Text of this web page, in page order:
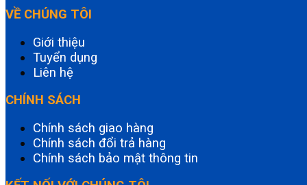
VỀ CHÚNG TÔI
Giới thiệu
Tuyển dụng
Liên hệ
CHÍNH SÁCH
Chính sách giao hàng
Chính sách đổi trả hàng
Chính sách bảo mật thông tin